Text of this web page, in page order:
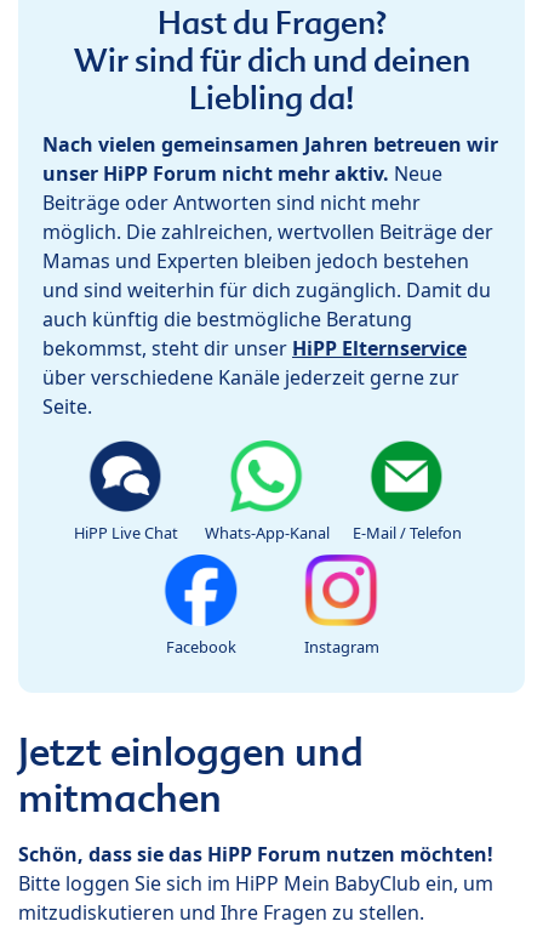
Hast du Fragen?
Wir sind für dich und deinen
Liebling da!
Nach vielen gemeinsamen Jahren betreuen wir
unser HiPP Forum nicht mehr aktiv. Neue
Beiträge oder Antworten sind nicht mehr
möglich. Die zahlreichen, wertvollen Beiträge der
Mamas und Experten bleiben jedoch bestehen
und sind weiterhin für dich zugänglich. Damit du
auch künftig die bestmögliche Beratung
bekommst, steht dir unser HiPP Elternservice
über verschiedene Kanäle jederzeit gerne zur
Seite.
HiPP Live Chat Whats-App-Kanal E-Mail / Telefon
Facebook Instagram
Jetzt einloggen und
mitmachen
Schön, dass sie das HiPP Forum nutzen möchten!
Bitte loggen Sie sich im HiPP Mein BabyClub ein, um
mitzudiskutieren und Ihre Fragen zu stellen.